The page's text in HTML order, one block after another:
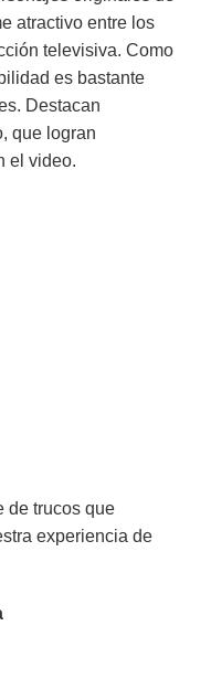
atractivo entre los
televisiva. Como
es bastante
Destacan
que logran
el video.
de trucos que
experiencia de